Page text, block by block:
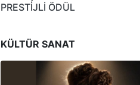
PRESTİJLİ ÖDÜL
KÜLTÜR SANAT